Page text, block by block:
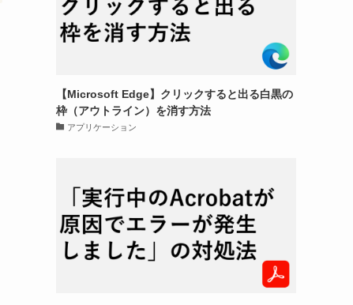
【Microsoft Edge】クリックすると出る白黒の
枠（アウトライン）を消す方法
アプリケーション